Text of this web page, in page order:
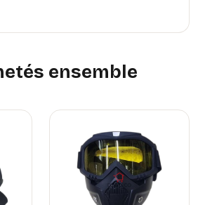
ensemble